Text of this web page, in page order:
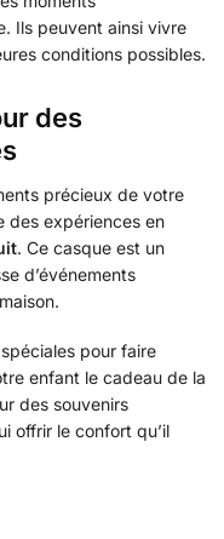
Ils peuvent ainsi vivre
conditions possibles.
des
précieux de votre
des expériences en
. Ce casque est un
d’événements
pour faire
enfant le cadeau de la
des souvenirs
offrir le confort qu’il